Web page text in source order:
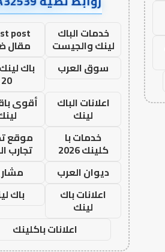
خدمات الباك
لينك والجيست
post
مقال
سوق العرب
باك
20
اعلانات الباك
لينك
أقوى
خدمات با
كلينك 2026
موقع
تجارب
ديوان العرب
اعلانات باك
لينك
باك
اعلانات باكلينك